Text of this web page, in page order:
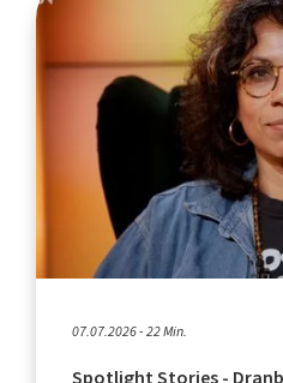
07.07.2026 - 22 Min.
Spotlight Stories -